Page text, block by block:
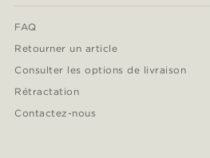
FAQ
Retourner un article
Consulter les options de livraison
Rétractation
Contactez-nous